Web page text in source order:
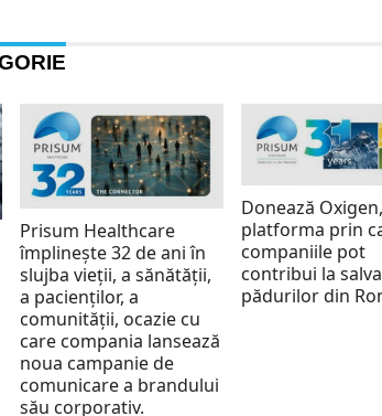
Prisum Healthcare
împlinește 32 de ani în
slujba vieții, a sănătății,
a pacienților, a
comunității, ocazie cu
care compania lansează
noua campanie de
comunicare a brandului
său corporativ.
Donează Oxigen,
platforma prin
companiile pot
contribui la
pădurilor din